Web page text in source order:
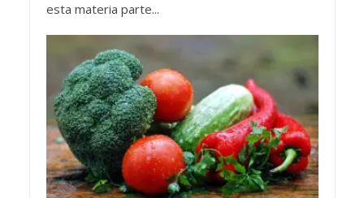
esta materia parte...